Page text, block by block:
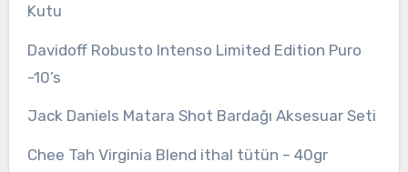
Kutu
Davidoff Robusto Intenso Limited Edition Puro
-10’s
Jack Daniels Matara Shot Bardağı Aksesuar Seti
Chee Tah Virginia Blend ithal tütün – 40gr